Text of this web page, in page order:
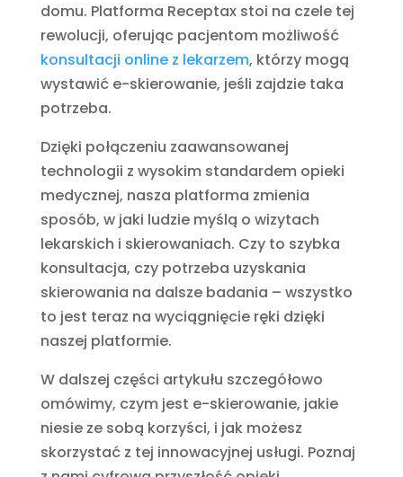
domu. Platforma Receptax stoi na czele tej
rewolucji, oferując pacjentom możliwość
konsultacji online z lekarzem, którzy mogą
wystawić e-skierowanie, jeśli zajdzie taka
potrzeba.
Dzięki połączeniu zaawansowanej
technologii z wysokim standardem opieki
medycznej, nasza platforma zmienia
sposób, w jaki ludzie myślą o wizytach
lekarskich i skierowaniach. Czy to szybka
konsultacja, czy potrzeba uzyskania
skierowania na dalsze badania – wszystko
to jest teraz na wyciągnięcie ręki dzięki
naszej platformie.
W dalszej części artykułu szczegółowo
omówimy, czym jest e-skierowanie, jakie
niesie ze sobą korzyści, i jak możesz
skorzystać z tej innowacyjnej usługi. Poznaj